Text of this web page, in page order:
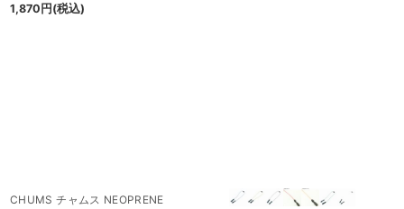
1,870 円 (税込)
CHUMS チャムス NEOPRENE